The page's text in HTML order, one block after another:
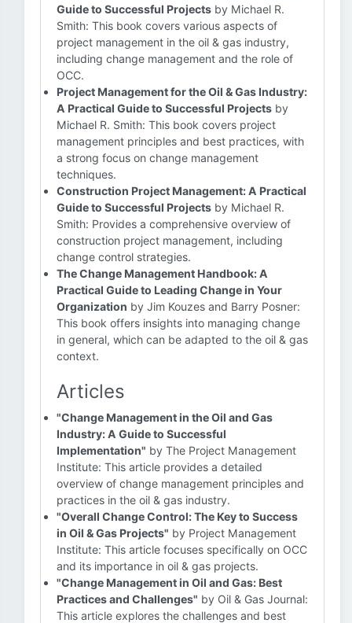
Guide to Successful Projects by Michael R.
Smith: This book covers various aspects of
project management in the oil & gas industry,
including change management and the role of
OCC.
Project Management for the Oil & Gas Industry:
A Practical Guide to Successful Projects by
Michael R. Smith: This book covers project
management principles and best practices, with
a strong focus on change management
techniques.
Construction Project Management: A Practical
Guide to Successful Projects by Michael R.
Smith: Provides a comprehensive overview of
construction project management, including
change control strategies.
The Change Management Handbook: A
Practical Guide to Leading Change in Your
Organization by Jim Kouzes and Barry Posner:
This book offers insights into managing change
in general, which can be adapted to the oil & gas
context.
Articles
"Change Management in the Oil and Gas
Industry: A Guide to Successful
Implementation" by The Project Management
Institute: This article provides a detailed
overview of change management principles and
practices in the oil & gas industry.
"Overall Change Control: The Key to Success
in Oil & Gas Projects" by Project Management
Institute: This article focuses specifically on OCC
and its importance in oil & gas projects.
"Change Management in Oil and Gas: Best
Practices and Challenges" by Oil & Gas Journal:
This article explores the challenges and best